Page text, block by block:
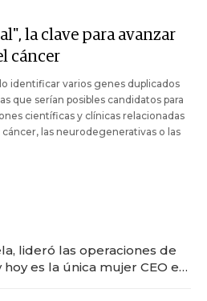
la clave para avanzar
cáncer
identificar varios genes duplicados
que serían posibles candidatos para
científicas y clínicas relacionadas
las neurodegenerativas o las
lideró las operaciones de
hoy es la única mujer CEO en